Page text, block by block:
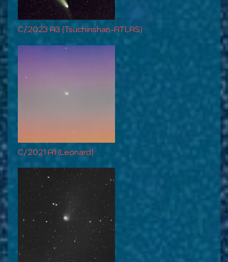
C/2023 A3 (Tsuchinshan-ATLAS)
C/2021 A1 (Leonard)